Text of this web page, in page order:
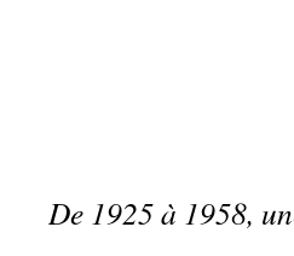
De 1925 à 1958,